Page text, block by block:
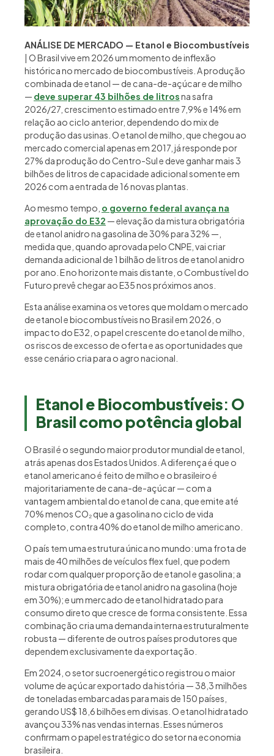
ANÁLISE DE MERCADO — Etanol e Biocombustíveis
| O Brasil vive em 2026 um momento de inflexão
histórica no mercado de biocombustíveis. A produção
combinada de etanol — de cana-de-açúcar e de milho
— deve superar 43 bilhões de litrosna safra
2026/27, crescimento estimado entre 7,9% e 14% em
relação ao ciclo anterior, dependendo do mix de
produção das usinas. O etanol de milho, que chegou ao
mercado comercial apenas em 2017, já responde por
27% da produção do Centro-Sul e deve ganhar mais 3
bilhões de litros de capacidade adicional somente em
2026 com a entrada de 16 novas plantas.
Ao mesmo tempo, o governo federal avança na
aprovação do E32 — elevação da mistura obrigatória
de etanol anidro na gasolina de 30% para 32% —,
medida que, quando aprovada pelo CNPE, vai criar
demanda adicional de 1 bilhão de litros de etanol anidro
por ano. E no horizonte mais distante, o Combustível do
Futuro prevê chegar ao E35 nos próximos anos.
Esta análise examina os vetores que moldam o mercado
de etanol e biocombustíveis no Brasil em 2026, o
impacto do E32, o papel crescente do etanol de milho,
os riscos de excesso de oferta e as oportunidades que
esse cenário cria para o agro nacional.
Etanol e Biocombustíveis: O
Brasil como potência global
O Brasil é o segundo maior produtor mundial de etanol,
atrás apenas dos Estados Unidos. A diferença é que o
etanol americano é feito de milho e o brasileiro é
majoritariamente de cana-de-açúcar — com a
vantagem ambiental do etanol de cana, que emite até
70% menos CO₂ que a gasolina no ciclo de vida
completo, contra 40% do etanol de milho americano.
O país tem uma estrutura única no mundo: uma frota de
mais de 40 milhões de veículos flex fuel, que podem
rodar com qualquer proporção de etanol e gasolina; a
mistura obrigatória de etanol anidro na gasolina (hoje
em 30%); e um mercado de etanol hidratado para
consumo direto que cresce de forma consistente. Essa
combinação cria uma demanda interna estruturalmente
robusta — diferente de outros países produtores que
dependem exclusivamente da exportação.
Em 2024, o setor sucroenergético registrou o maior
volume de açúcar exportado da história — 38,3 milhões
de toneladas embarcadas para mais de 150 países,
gerando US$ 18,6 bilhões em divisas. O etanol hidratado
avançou 33% nas vendas internas. Esses números
confirmam o papel estratégico do setor na economia
brasileira.